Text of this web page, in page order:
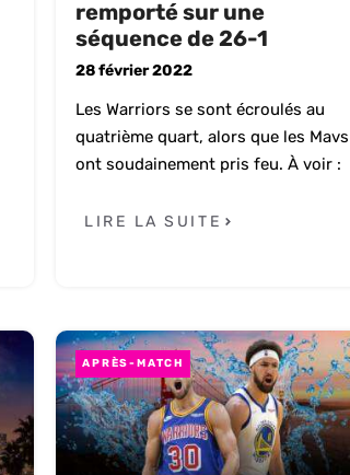
remporté sur une
séquence de 26-1
28 février 2022
Les Warriors se sont écroulés au
quatrième quart, alors que les Mavs
ont soudainement pris feu. À voir :
LIRE LA SUITE
APRÈS-MATCH